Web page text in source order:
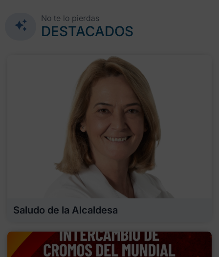
No te lo pierdas
DESTACADOS
Saludo de la Alcaldesa